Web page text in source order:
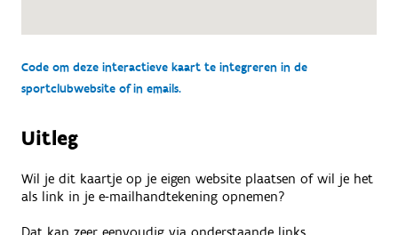
Code om deze interactieve kaart te integreren in de
sportclubwebsite of in emails.
Uitleg
Wil je dit kaartje op je eigen website plaatsen of wil je het
als link in je e-mailhandtekening opnemen?